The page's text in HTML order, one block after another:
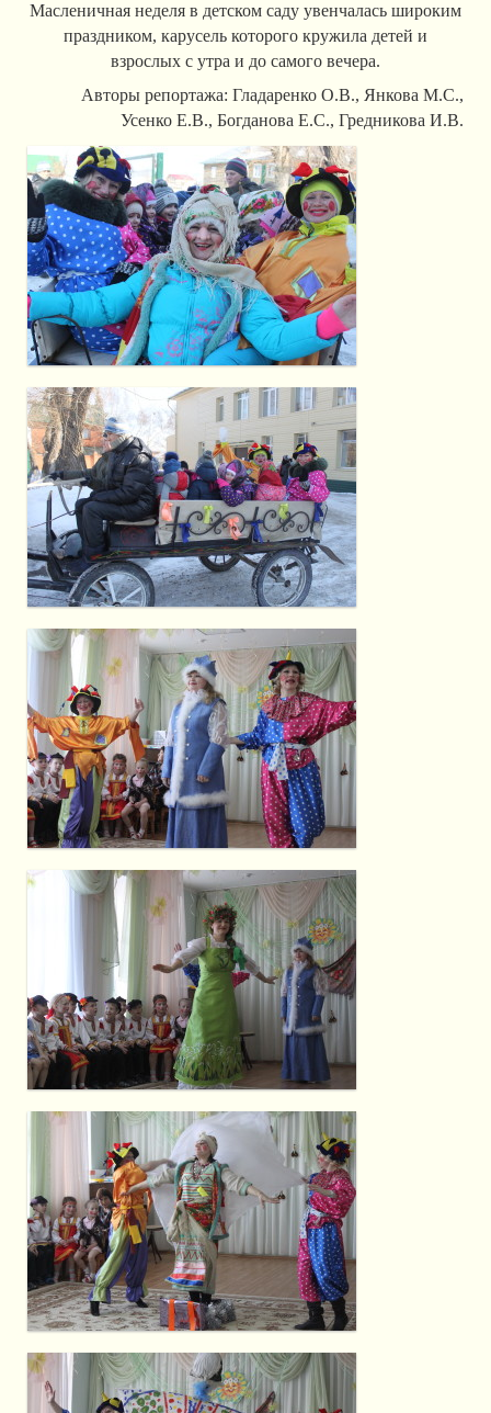
Масленичная неделя в детском саду увенчалась широким
праздником, карусель которого кружила детей и
взрослых с утра и до самого вечера.
Авторы репортажа: Гладаренко О.В., Янкова М.С.,
Усенко Е.В., Богданова Е.С., Гредникова И.В.